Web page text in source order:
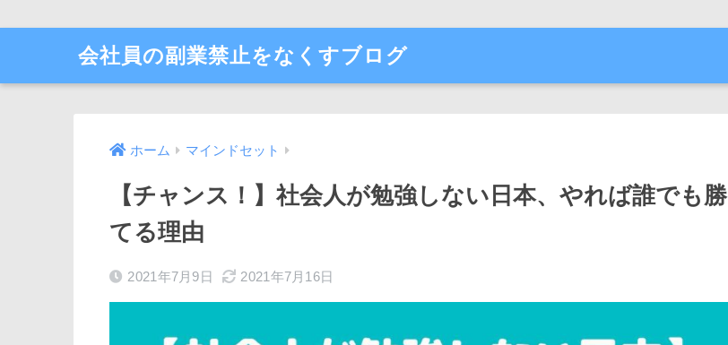
会社員の副業禁止をなくすブログ
ホーム マインドセット
【チャンス！】社会人が勉強しない日本、やれば誰でも勝
てる理由
2021年7月9日 2021年7月16日